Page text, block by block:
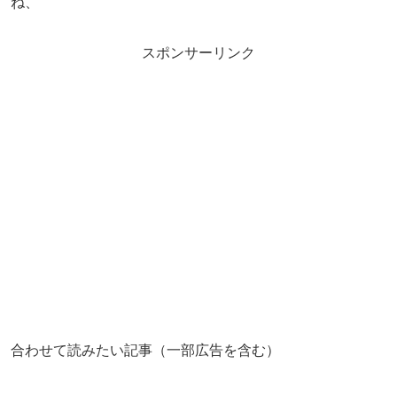
スポンサーリンク
合わせて読みたい記事（一部広告を含む）